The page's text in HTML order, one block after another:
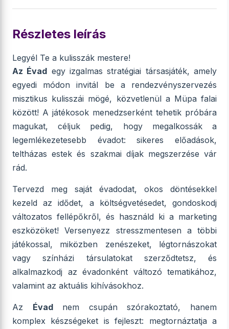
Részletes leírás
Legyél Te a kulisszák mestere!
Az Évad egy izgalmas stratégiai társasjáték, amely
egyedi módon invitál be a rendezvényszervezés
misztikus kulisszái mögé, közvetlenül a Müpa falai
között! A játékosok menedzserként tehetik próbára
magukat, céljuk pedig, hogy megalkossák a
legemlékezetesebb évadot: sikeres előadások,
teltházas estek és szakmai díjak megszerzése vár
rád.
Tervezd meg saját évadodat, okos döntésekkel
kezeld az idődet, a költségvetésedet, gondoskodj
változatos fellépőkről, és használd ki a marketing
eszközöket! Versenyezz stresszmentesen a többi
játékossal, miközben zenészeket, légtornászokat
vagy színházi társulatokat szerződtetsz, és
alkalmazkodj az évadonként változó tematikához,
valamint az aktuális kihívásokhoz.
Az Évadnem csupán szórakoztató, hanem
komplex készségeket is fejleszt: megtornáztatja a